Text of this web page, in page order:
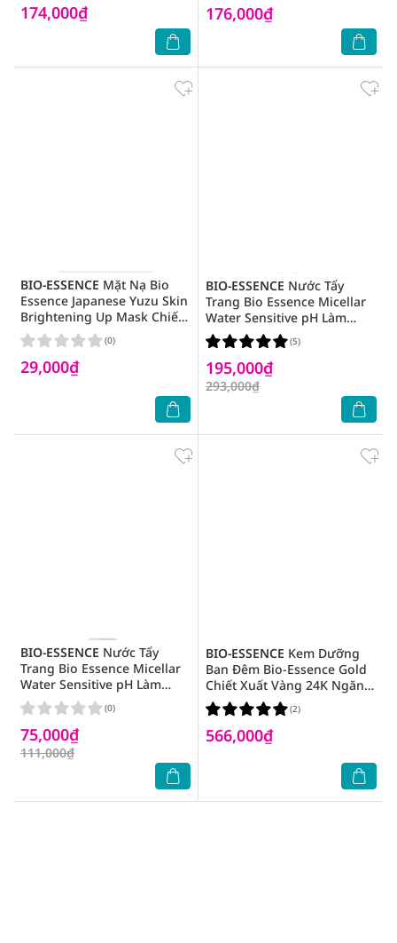
174,000₫ 176,000₫
BIO-ESSENCE Mặt Nạ Bio
Essence Japanese Yuzu Skin
Brightening Up Mask Chiết
Xuất Quả Thanh Yên Dưỡng
Trắng 20ml
29,000₫
(0)
BIO-ESSENCE Nước Tẩy
Trang Bio Essence Micellar
Water Sensitive pH Làm
Sạch Và Dưỡng Da 400ml
195,000₫
293,000₫
(5)
BIO-ESSENCE Nước Tẩy
Trang Bio Essence Micellar
Water Sensitive pH Làm
Sạch Và Dưỡng Da 100ml
75,000₫
111,000₫
(0)
BIO-ESSENCE Kem Dưỡng
Ban Đêm Bio-Essence Gold
Chiết Xuất Vàng 24K Ngăn
Ngừa Lão Hóa 40g
566,000₫
(2)